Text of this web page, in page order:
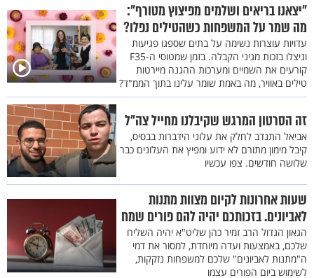
"יצאנו בריאים ושלמים מפיצוץ מטורף":
מה שמר על המשפחות כשהטילים נפלו?
עדויות עוצרות נשימה על בתים שספגו פגיעות
וניצלו בזכות מגיני הקבלה. בזמן שמטוסי ה-F35
קורעים את השמיים ומערכות ההגנה מיירטות
טילים באוויר, מה באמת שומר עלינו בתוך הממ"ד?
זה הסרטון המרגש שקיבלנו מחייל צה"ל
אביאל התנדב לחלק את עלוני הידברות בבסיס,
קיבל מימון מתורם לא ידוע ומפיץ את העלונים כבר
שלושה חודשים. צפו עכשיו
שעות אחרונות לקיום מצוות מתנות
לאביונים. בזכותכם יהיה להם פורים שמח
הגאון הגדול הרב זמיר כהן שליט"א יהיה השליח
שלכם, באמצעות ועדה מיוחדת, למסור את דמי
ה"מתנות לאביונים" שלכם למשפחות נזקקות,
לשימוש ביום הפורים עצמו